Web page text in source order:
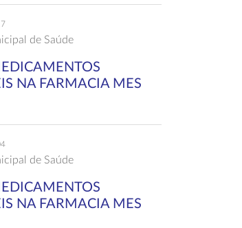
de Saúde
NA FARMACIA MES
de Saúde
NA FARMACIA MES